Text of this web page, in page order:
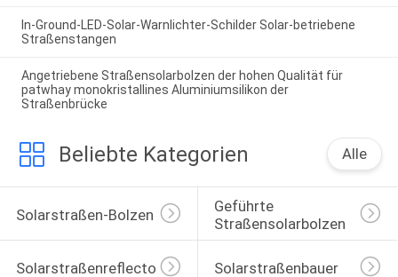
In-Ground-LED-Solar-Warnlichter-Schilder Solar-betriebene
Straßenstangen
Angetriebene Straßensolarbolzen der hohen Qualität für
patwhay monokristallines Aluminiumsilikon der
Straßenbrücke
Beliebte Kategorien Alle
Solarstraßen-Bolzen
Geführte
Straßensolarbolzen
Solarstraßenreflectoren Solarstraßenbauer